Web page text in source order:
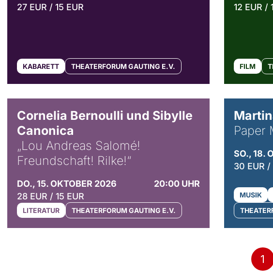
27 EUR / 15 EUR
KABARETT THEATERFORUM GAUTING E.V.
12 EUR /
FILM
Cornelia Bernoulli und Sibylle
Canonica
„Lou Andreas Salomé!
Freundschaft! Rilke!“
DO., 15. OKTOBER 2026
20:00 UHR
28 EUR / 15 EUR
LITERATUR THEATERFORUM GAUTING E.V.
Paper
SO., 18.
30 EUR /
MUSIK
1